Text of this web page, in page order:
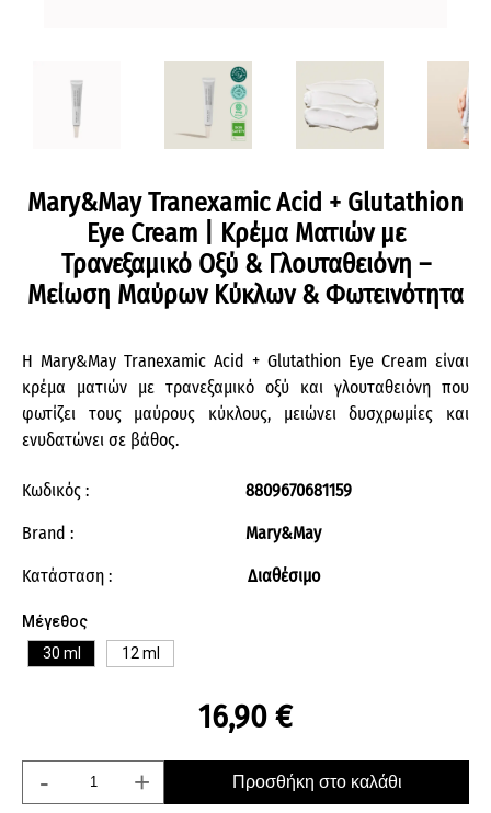
Mary&May Tranexamic Acid + Glutathion
Eye Cream | Κρέμα Ματιών με
Τρανεξαμικό Οξύ & Γλουταθειόνη –
Μείωση Μαύρων Κύκλων & Φωτεινότητα
Η Mary&May Tranexamic Acid + Glutathion Eye Cream είναι
κρέμα ματιών με τρανεξαμικό οξύ και γλουταθειόνη που
φωτίζει τους μαύρους κύκλους, μειώνει δυσχρωμίες και
ενυδατώνει σε βάθος.
Κωδικός : 8809670681159
Brand : Mary&May
Κατάσταση : Διαθέσιμο
Μέγεθος
30 ml
12 ml
16,90 €
- + Προσθήκη στο καλάθι